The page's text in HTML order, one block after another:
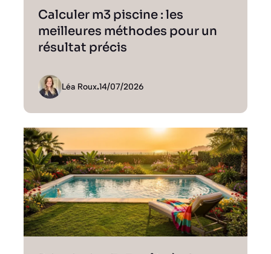
Calculer m3 piscine : les
meilleures méthodes pour un
résultat précis
Léa Roux.14/07/2026